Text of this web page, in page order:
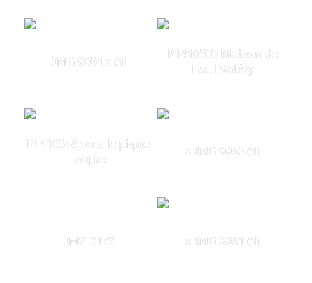
IMG 0051 c (1)
P1410505 Maison de
Paul Valéry
P1410548 vers le pique-
nique
s IMG 9953 (1)
IMG 2172 s IMG 3931 (1)